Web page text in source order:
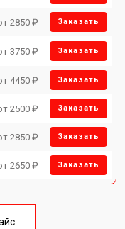
2850 ₽ Заказать
3750 ₽ Заказать
4450 ₽ Заказать
2500 ₽ Заказать
2850 ₽ Заказать
2650 ₽ Заказать